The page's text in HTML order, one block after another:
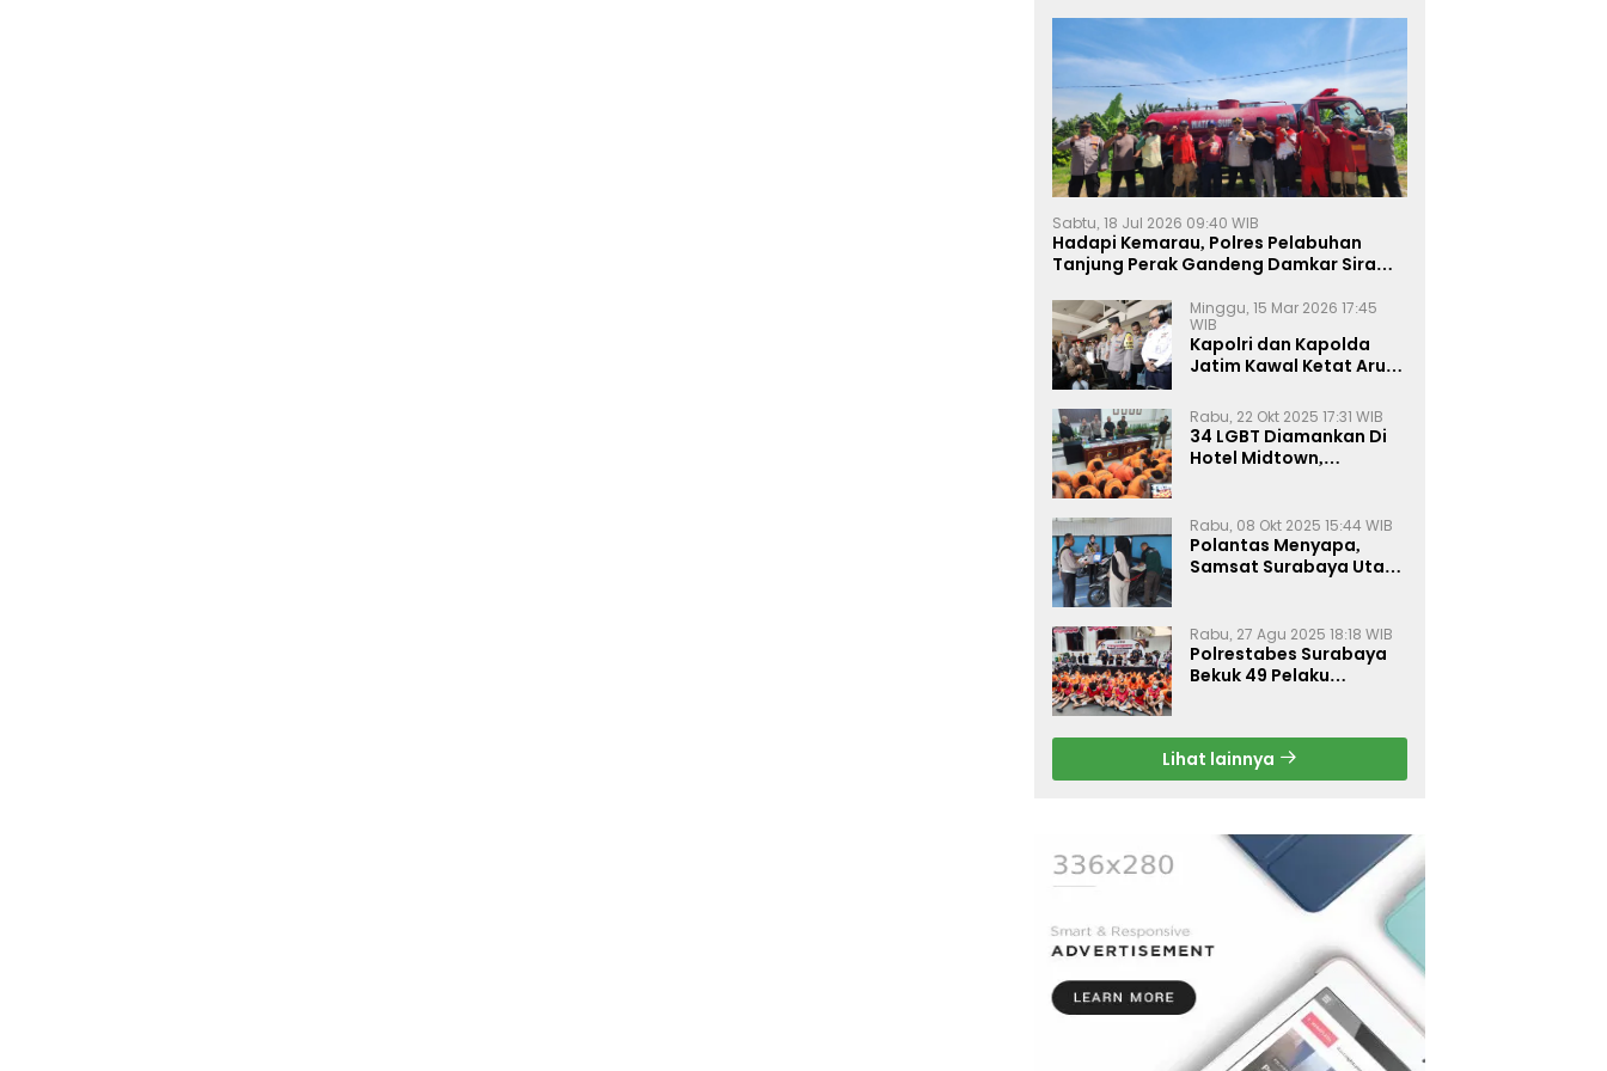
Sabtu, 18 Jul 2026 09:40 WIB
Hadapi Kemarau, Polres Pelabuhan
Tanjung Perak Gandeng Damkar Siram
Minggu, 15 Mar 2026 17:45
WIB
Kapolri dan Kapolda
Jatim Kawal Ketat Arus
Rabu, 22 Okt 2025 17:31 WIB
34 LGBT Diamankan Di
Hotel Midtown,
Rabu, 08 Okt 2025 15:44 WIB
Polantas Menyapa,
Samsat Surabaya Utara
Rabu, 27 Agu 2025 18:18 WIB
Polrestabes Surabaya
Bekuk 49 Pelaku
Gratis
Lihat lainnya